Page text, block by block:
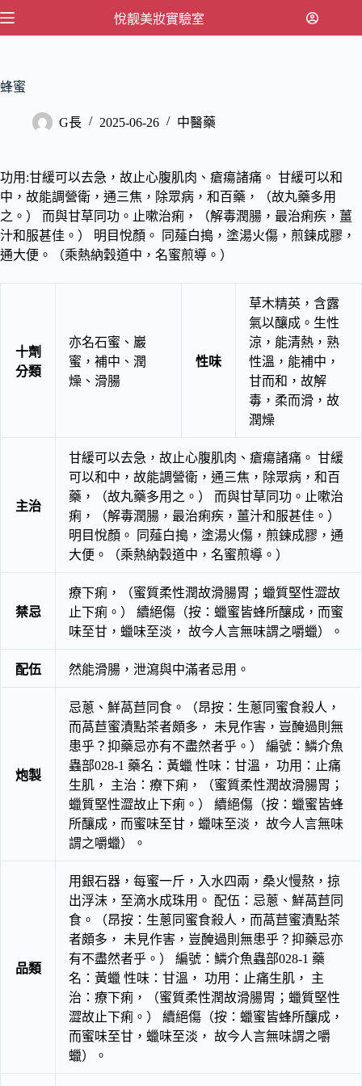
跳
內
悅靓美妝實驗室
蜂蜜
G長 2025-06-26 中醫藥
功用:甘緩可以去急，故止心腹肌肉、瘡瘍諸痛。 甘緩可以和
中，故能調營衛，通三焦，除眾病，和百藥，（故丸藥多用
之。） 而與甘草同功。止嗽治痢，（解毒潤腸，最治痢疾，薑
汁和服甚佳。） 明目悅顏。 同薤白搗，塗湯火傷，煎鍊成膠，
通大便。（乘熱納穀道中，名蜜煎導。）
十劑
分類
亦名石蜜、巖
蜜，補中、潤
燥、滑腸
性味
草木精英，含露
氣以釀成。生性
涼，能清熱，熟
性溫，能補中，
甘而和，故解
毒，柔而滑，故
潤燥
主治
甘緩可以去急，故止心腹肌肉、瘡瘍諸痛。 甘緩
可以和中，故能調營衛，通三焦，除眾病，和百
藥，（故丸藥多用之。） 而與甘草同功。止嗽治
痢，（解毒潤腸，最治痢疾，薑汁和服甚佳。）
明目悅顏。 同薤白搗，塗湯火傷，煎鍊成膠，通
大便。（乘熱納穀道中，名蜜煎導。）
禁忌
療下痢，（蜜質柔性潤故滑腸胃；蠟質堅性澀故
止下痢。） 續絕傷（按：蠟蜜皆蜂所釀成，而蜜
味至甘，蠟味至淡， 故今人言無味謂之嚼蠟）。
配伍 然能滑腸，泄瀉與中滿者忌用。
炮製
忌蔥、鮮萵苣同食。（昂按：生蔥同蜜食殺人，
而萵苣蜜漬點茶者頗多， 未見作害，豈醃過則無
患乎？抑藥忌亦有不盡然者乎。） 編號：鱗介魚
蟲部028-1 藥名：黃蠟 性味：甘溫， 功用：止痛
生肌， 主治：療下痢，（蜜質柔性潤故滑腸胃；
蠟質堅性澀故止下痢。） 續絕傷（按：蠟蜜皆蜂
所釀成，而蜜味至甘，蠟味至淡， 故今人言無味
謂之嚼蠟）。
品類
用銀石器，每蜜一斤，入水四兩，桑火慢熬，掠
出浮沫，至滴水成珠用。 配伍：忌蔥、鮮萵苣同
食。（昂按：生蔥同蜜食殺人，而萵苣蜜漬點茶
者頗多， 未見作害，豈醃過則無患乎？抑藥忌亦
有不盡然者乎。） 編號：鱗介魚蟲部028-1 藥
名：黃蠟 性味：甘溫， 功用：止痛生肌， 主
治：療下痢，（蜜質柔性潤故滑腸胃；蠟質堅性
澀故止下痢。） 續絕傷（按：蠟蜜皆蜂所釀成，
而蜜味至甘，蠟味至淡， 故今人言無味謂之嚼
蠟）。